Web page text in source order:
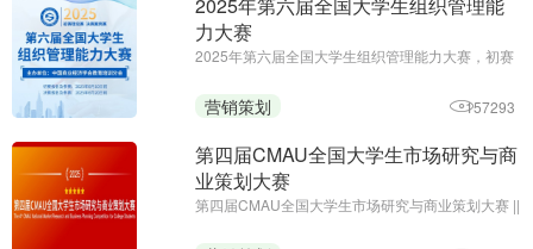
力大赛
2025年第六届全国大学生组织管理能力大赛，初赛
日;主办单位：中国商业经济学会教育培训分会
营销策划 157293
第四届CMAU全国大学生市场研究与商
业策划大赛
第四届CMAU全国大学生市场研究与商业策划大赛 ||
院校市场学研究会、Credamo见数